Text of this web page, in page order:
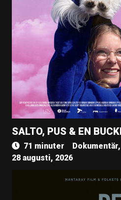
SALTO, PUS & EN
71 minuter
28 augusti, 2026